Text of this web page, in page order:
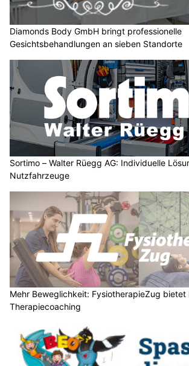
Diamonds Body GmbH bringt professionelle
Gesichtsbehandlungen an sieben Standorte
Sortimo – Walter Rüegg AG: Individuelle
Nutzfahrzeuge
Mehr Beweglichkeit: FysiotherapieZug bietet
Therapiecoaching